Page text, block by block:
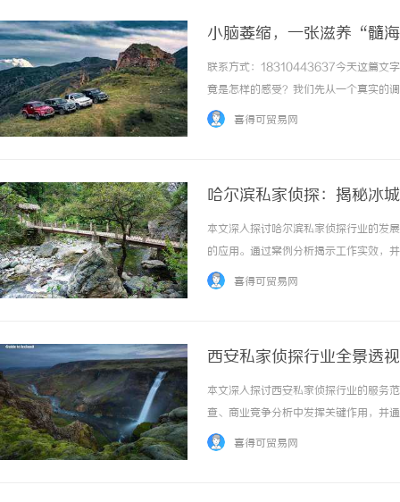
小脑萎缩，一张滋养“髓
联系方式：18310443637今天这篇文
竟是怎样的感受？我们先从一个真实的
但近两年来，她却渐渐被一种无形的困
喜得可贸易网
哈尔滨私家侦探：揭秘冰
本文深入探讨哈尔滨私家侦探行业的发
的应用。通过案例分析揭示工作实效，
……
喜得可贸易网
西安私家侦探行业全景透
本文深入探讨西安私家侦探行业的服务
查、商业竞争分析中发挥关键作用，并
发展带来的机遇与风险，最终促进行业
喜得可贸易网
汉配眼镜 上海配眼镜 武汉配眼镜 上海配眼镜